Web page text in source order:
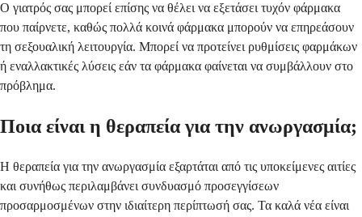
Ο γιατρός σας μπορεί επίσης να θέλει να εξετάσει τυχόν φάρμακα
που παίρνετε, καθώς πολλά κοινά φάρμακα μπορούν να επηρεάσουν
τη σεξουαλική λειτουργία. Μπορεί να προτείνει ρυθμίσεις φαρμάκων
ή εναλλακτικές λύσεις εάν τα φάρμακα φαίνεται να συμβάλλουν στο
πρόβλημα.
Ποια είναι η θεραπεία για την ανωργασμία;
Η θεραπεία για την ανωργασμία εξαρτάται από τις υποκείμενες αιτίες
και συνήθως περιλαμβάνει συνδυασμό προσεγγίσεων
προσαρμοσμένων στην ιδιαίτερη περίπτωσή σας. Τα καλά νέα είναι